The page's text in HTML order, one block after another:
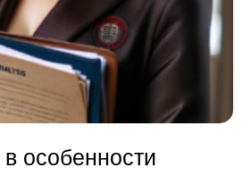
особенности